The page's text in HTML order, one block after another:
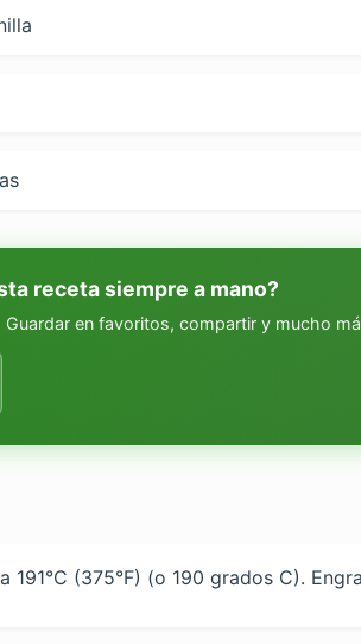
receta siempre a mano?
Guardar en favoritos, compartir y mucho
191°C (375°F) (o 190 grados C).